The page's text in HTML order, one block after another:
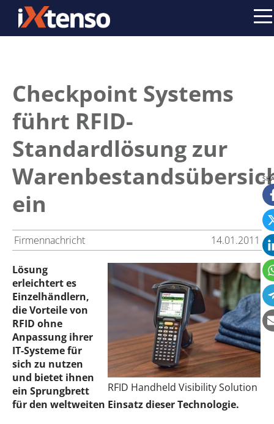
Checkpoint Systems
führt RFID-
Standardlösung zur
ein
Firmennachricht 14.01.2011
RFID Handheld Visibility Solution
Lösung
erleichtert es
Einzelhändlern,
die Vorteile von
RFID ohne
Anpassung ihrer
IT-Systeme für
sich zu nutzen
und bietet ihnen
ein Sprungbrett
für den weltweiten Einsatz dieser Technologie.